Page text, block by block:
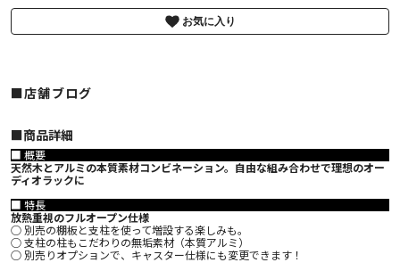
お気に入り
■店舗ブログ
■︎商品詳細
■ 概要
天然木とアルミの本質素材コンビネーション。自由な組み合わせで理想のオー
ディオラックに
■ 特長
放熱重視のフルオープン仕様
○ 別売の棚板と支柱を使って増設する楽しみも。
○ 支柱の柱もこだわりの無垢素材（本質アルミ）
○ 別売りオプションで、キャスター仕様にも変更できます！